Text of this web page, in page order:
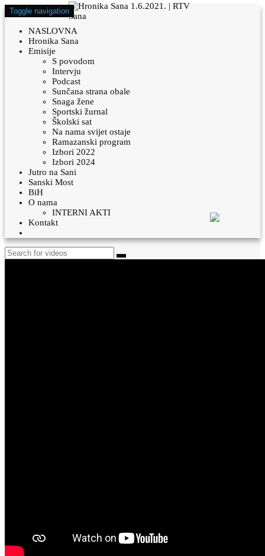
Toggle navigation
NASLOVNA
Hronika Sana
Emisije
S povodom
Intervju
Podcast
Sunčana strana obale
Snaga žene
Sportski žurnal
Školski sat
Na nama svijet ostaje
Ramazanski program
Izbori 2022
Izbori 2024
Jutro na Sani
Sanski Most
BiH
O nama
INTERNI AKTI
Kontakt